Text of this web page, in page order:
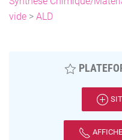
vide > ALD